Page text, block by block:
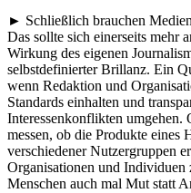
► Schließlich brauchen
Das sollte sich einerseits mehr
Wirkung des eigenen
selbstdefinierter Brillanz. Ein
wenn Redaktion und
Standards einhalten und
Interessenkonflikten umgehen.
messen, ob die Produkte eines
verschiedener Nutzergruppen
Organisationen und Individuen
Menschen auch mal Mut statt